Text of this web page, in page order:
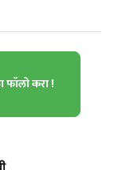
फॉलो करा !